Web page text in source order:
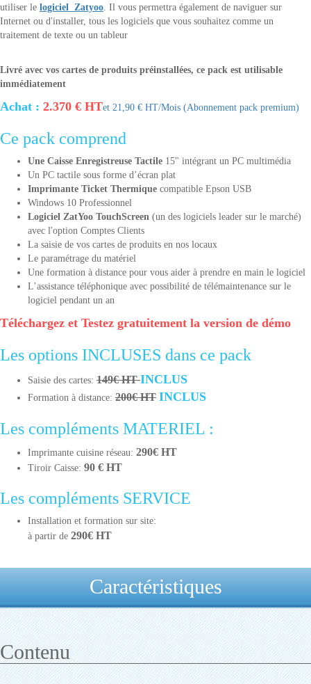
utiliser le logiciel Zatyoo. Il vous permettra également de naviguer sur
Internet ou d'installer, tous les logiciels que vous souhaitez comme un
traitement de texte ou un tableur
Livré avec vos cartes de produits préinstallées, ce pack est utilisable
immédiatement
Achat : 2.370 € HTet 21,90 € HT/Mois (Abonnement pack premium)
Ce pack comprend
Une Caisse Enregistreuse Tactile 15" intégrant un PC multimédia
Un PC tactile sous forme d’écran plat
Imprimante Ticket Thermique compatible Epson USB
Windows 10 Professionnel
Logiciel ZatYoo TouchScreen (un des logiciels leader sur le marché)
avec l'option Comptes Clients
La saisie de vos cartes de produits en nos locaux
Le paramétrage du matériel
Une formation à distance pour vous aider à prendre en main le logiciel
L’assistance téléphonique avec possibilité de télémaintenance sur le
logiciel pendant un an
Téléchargez et Testez gratuitement la version de démo
Les options INCLUSES dans ce pack
Saisie des cartes: 149€ HTINCLUS
Formation à distance: 200€ HT INCLUS
Les compléments MATERIEL :
Imprimante cuisine réseau: 290€ HT
Tiroir Caisse: 90 € HT
Les compléments SERVICE
Installation et formation sur site:
à partir de 290€ HT
Caractéristiques
Contenu